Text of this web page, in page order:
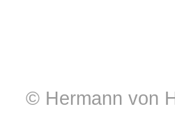
© Hermann von